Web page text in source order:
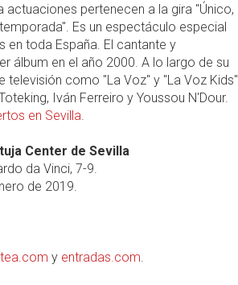
actuaciones pertenecen a la gira "Único,
Es un espectáculo especial
en toda España. El cantante y
álbum en el año 2000. A lo largo de su
como "La Voz" y "La Voz Kids"
Iván Ferreiro y Youssou N'Dour.
en Sevilla.
Center de Sevilla
da Vinci, 7-9.
de 2019.
y entradas.com.